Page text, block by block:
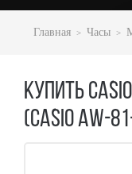
Главная Часы
КУПИТЬ
(CASIO AW-